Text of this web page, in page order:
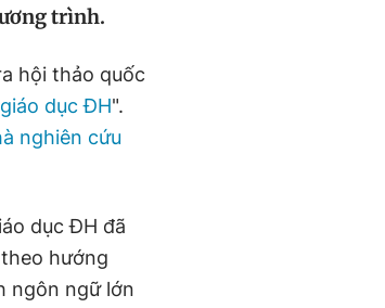
trình.
hội thảo quốc
giáo dục ĐH".
nghiên cứu
dục ĐH đã
hướng
ngôn ngữ lớn